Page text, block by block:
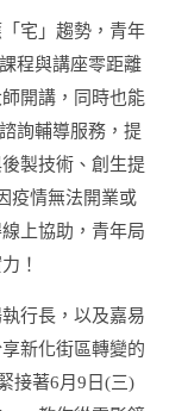
宅」趨勢，青年
程與講座零距離
開講，同時也能
詢輔導服務，提
製技術、創生提
疫情無法開業或
上協助，青年局
！
行長，以及嘉易
新化街區轉變的
接著6月9日(三)